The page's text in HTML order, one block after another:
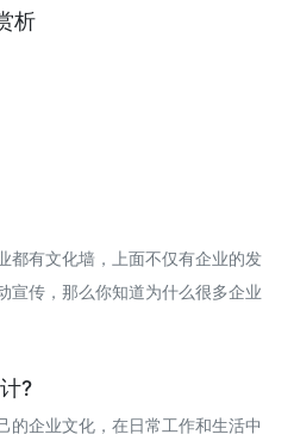
析
都有文化墙，上面不仅有企业的发
宣传，那么你知道为什么很多企业
?
的企业文化，在日常工作和生活中